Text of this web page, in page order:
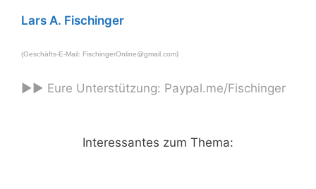
Lars A. Fischinger
(Geschäfts-E-Mail: FischingerOnline@gmail.com)
►► Eure Unterstützung: Paypal.me/Fischinger
Interessantes zum Thema: